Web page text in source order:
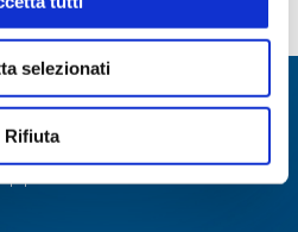
selezionati
Rifiuta
tecnologie e